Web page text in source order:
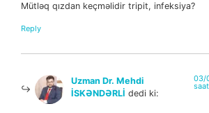
Mütləq qızdan keçməlidir tripit, infeksiya?
Reply
Uzman Dr. Mehdi
İSKƏNDƏRLİ dedi ki:
03/